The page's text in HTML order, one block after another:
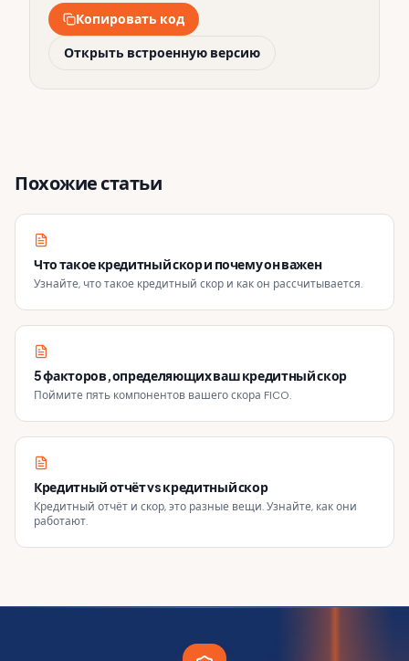
Копировать код
Открыть встроенную версию
Похожие статьи
Что такое кредитный скор и почему он важен
Узнайте, что такое кредитный скор и как он рассчитывается.
5 факторов, определяющих ваш кредитный скор
Поймите пять компонентов вашего скора FICO.
Кредитный отчёт vs кредитный скор
Кредитный отчёт и скор, это разные вещи. Узнайте, как они
работают.